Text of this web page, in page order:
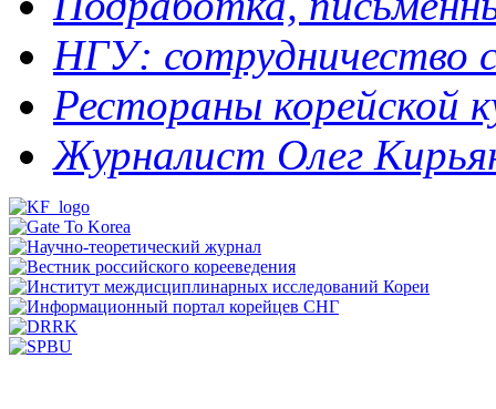
НГУ: сотрудничество
Рестораны корейской
Журналист Олег